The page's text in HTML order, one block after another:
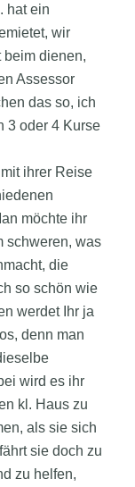
hat ein
wir
beim dienen,
Assessor
das so, ich
3 oder 4 Kurse
ihrer Reise
möchte ihr
schweren, was
die
so schön wie
werdet Ihr ja
denn man
wird es ihr
kl. Haus zu
als sie sich
sie doch zu
zu helfen,